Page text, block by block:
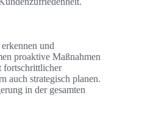
und
proaktive Maßnahmen
fortschrittlicher
auch strategisch planen.
in der gesamten